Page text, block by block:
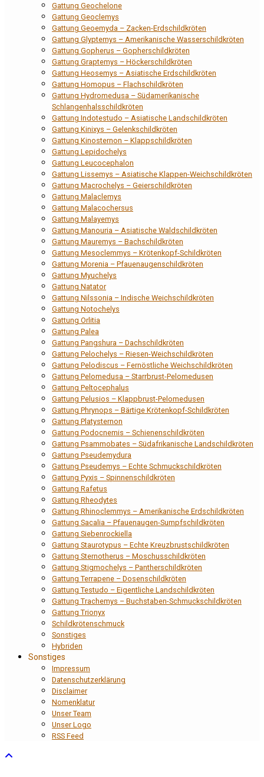
Gattung Geochelone
Gattung Geoclemys
Gattung Geoemyda – Zacken-Erdschildkröten
Gattung Glyptemys – Amerikanische Wasserschildkröten
Gattung Gopherus – Gopherschildkröten
Gattung Graptemys – Höckerschildkröten
Gattung Heosemys – Asiatische Erdschildkröten
Gattung Homopus – Flachschildkröten
Gattung Hydromedusa – Südamerikanische
Schlangenhalsschildkröten
Gattung Indotestudo – Asiatische Landschildkröten
Gattung Kinixys – Gelenkschildkröten
Gattung Kinosternon – Klappschildkröten
Gattung Lepidochelys
Gattung Leucocephalon
Gattung Lissemys – Asiatische Klappen-Weichschildkröten
Gattung Macrochelys – Geierschildkröten
Gattung Malaclemys
Gattung Malacochersus
Gattung Malayemys
Gattung Manouria – Asiatische Waldschildkröten
Gattung Mauremys – Bachschildkröten
Gattung Mesoclemmys – Krötenkopf-Schildkröten
Gattung Morenia – Pfauenaugenschildkröten
Gattung Myuchelys
Gattung Natator
Gattung Nilssonia – Indische Weichschildkröten
Gattung Notochelys
Gattung Orlitia
Gattung Palea
Gattung Pangshura – Dachschildkröten
Gattung Pelochelys – Riesen-Weichschildkröten
Gattung Pelodiscus – Fernöstliche Weichschildkröten
Gattung Pelomedusa – Starrbrust-Pelomedusen
Gattung Peltocephalus
Gattung Pelusios – Klappbrust-Pelomedusen
Gattung Phrynops – Bärtige Krötenkopf-Schildkröten
Gattung Platysternon
Gattung Podocnemis – Schienenschildkröten
Gattung Psammobates – Südafrikanische Landschildkröten
Gattung Pseudemydura
Gattung Pseudemys – Echte Schmuckschildkröten
Gattung Pyxis – Spinnenschildkröten
Gattung Rafetus
Gattung Rheodytes
Gattung Rhinoclemmys – Amerikanische Erdschildkröten
Gattung Sacalia – Pfauenaugen-Sumpfschildkröten
Gattung Siebenrockiella
Gattung Staurotypus – Echte Kreuzbrustschildkröten
Gattung Sternotherus – Moschusschildkröten
Gattung Stigmochelys – Pantherschildkröten
Gattung Terrapene – Dosenschildkröten
Gattung Testudo – Eigentliche Landschildkröten
Gattung Trachemys – Buchstaben-Schmuckschildkröten
Gattung Trionyx
Schildkrötenschmuck
Sonstiges
Hybriden
Sonstiges
Impressum
Datenschutzerklärung
Disclaimer
Nomenklatur
Unser Team
Unser Logo
RSS Feed